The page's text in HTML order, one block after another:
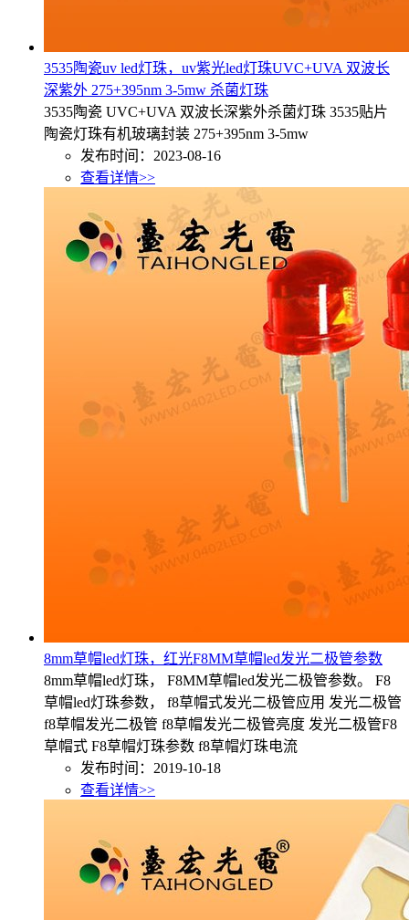
3535陶瓷uv led灯珠，uv紫光led灯珠UVC+UVA 双波长
深紫外 275+395nm 3-5mw 杀菌灯珠
3535陶瓷 UVC+UVA 双波长深紫外杀菌灯珠 3535贴片
陶瓷灯珠有机玻璃封装 275+395nm 3-5mw
发布时间：2023-08-16
查看详情>>
8mm草帽led灯珠，红光F8MM草帽led发光二极管参数
8mm草帽led灯珠， F8MM草帽led发光二极管参数。 F8
草帽led灯珠参数， f8草帽式发光二极管应用 发光二极管
f8草帽发光二极管 f8草帽发光二极管亮度 发光二极管F8
草帽式 F8草帽灯珠参数 f8草帽灯珠电流
发布时间：2019-10-18
查看详情>>